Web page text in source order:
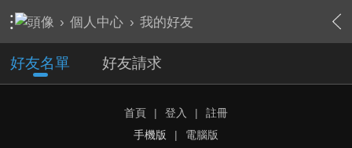
› 個人中心 › 我的好友
好友名單 好友請求
首頁 | 登入 |
註冊
手機版
| 電腦版